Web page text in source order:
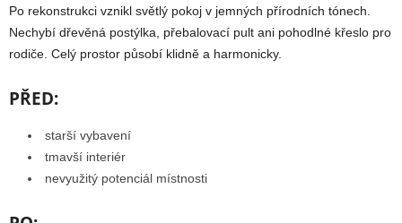
Po rekonstrukci vznikl světlý pokoj v jemných přírodních tónech.
Nechybí dřevěná postýlka, přebalovací pult ani pohodlné křeslo pro
rodiče. Celý prostor působí klidně a harmonicky.
PŘED:
starší vybavení
tmavší interiér
nevyužitý potenciál místnosti